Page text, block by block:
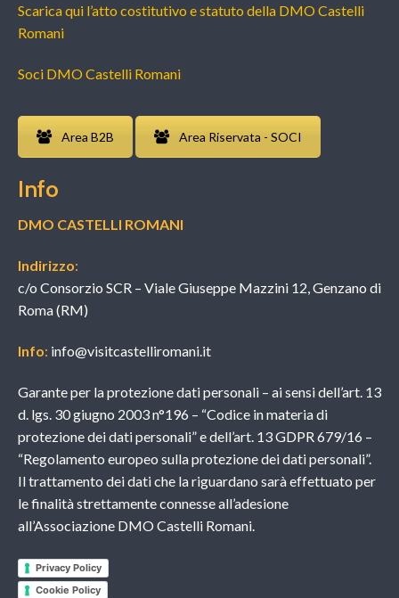
Scarica qui l’atto costitutivo e statuto della DMO Castelli
Romani
Soci DMO Castelli Romani
Area B2B Area Riservata - SOCI
Info
DMO CASTELLI ROMANI
Indirizzo:
c/o Consorzio SCR – Viale Giuseppe Mazzini 12, Genzano di
Roma (RM)
Info: info@visitcastelliromani.it
Garante per la protezione dati personali – ai sensi dell’art. 13
d. lgs. 30 giugno 2003 n°196 – “Codice in materia di
protezione dei dati personali” e dell’art. 13 GDPR 679/16 –
“Regolamento europeo sulla protezione dei dati personali”.
Il trattamento dei dati che la riguardano sarà effettuato per
le finalità strettamente connesse all’adesione
all’Associazione DMO Castelli Romani.
Privacy Policy
Cookie Policy